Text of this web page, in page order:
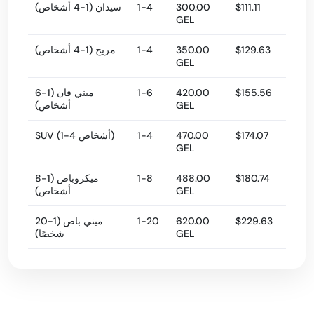
سيدان (1-4 أشخاص) 1-4
300.00
GEL
$111.11
مريح (1-4 أشخاص) 1-4
350.00
GEL
$129.63
ميني فان (1-6
أشخاص)
1-6
420.00
GEL
$155.56
SUV (1-4 أشخاص) 1-4
470.00
GEL
$174.07
ميكروباص (1-8
أشخاص)
1-8
488.00
GEL
$180.74
ميني باص (1-20
شخصًا)
1-20
620.00
GEL
$229.63